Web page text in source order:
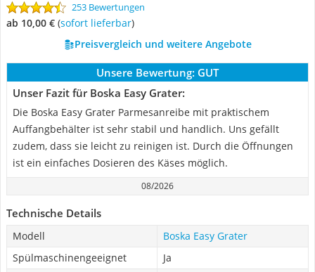
253 Bewertungen
ab 10,00 € ( Sofort lieferbar)
Preisvergleich und weitere Angebote
Unsere Bewertung: GUT
Unser Fazit für Boska Easy Grater:
Die Boska Easy Grater Parmesanreibe mit praktischem
Auffangbehälter ist sehr stabil und handlich. Uns gefällt
zudem, dass sie leicht zu reinigen ist. Durch die Öffnungen
ist ein einfaches Dosieren des Käses möglich.
08/2026
Technische Details
Modell
Boska Easy Grater
Spülmaschinengeeignet
Ja